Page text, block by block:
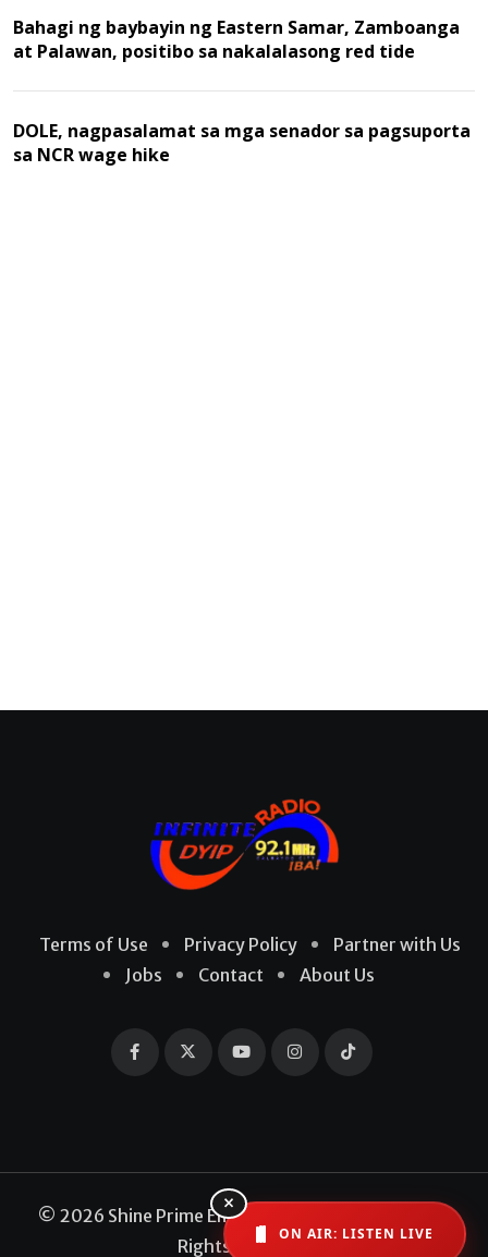
Bahagi ng baybayin ng Eastern Samar, Zamboanga
at Palawan, positibo sa nakalalasong red tide
DOLE, nagpasalamat sa mga senador sa pagsuporta
sa NCR wage hike
Terms of Use Privacy Policy
Partner with Us
Jobs
Contact About Us
© 2026 Shine Prime Entertainment Production. All
Rights Reserved
×
ON AIR: LISTEN LIVE